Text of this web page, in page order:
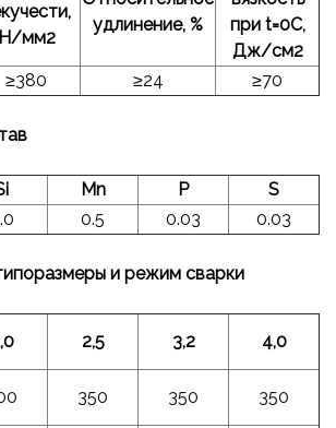
Н/мм2
удлинение, %
при t=0С,
Дж/см2
≥380 ≥24 ≥70
Mn P
S
0.5 0.03 0.03
и режим сварки
2,5 3,2 4,0
350 350 350